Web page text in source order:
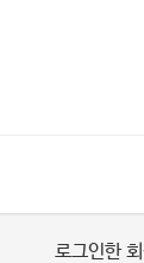
로그인한